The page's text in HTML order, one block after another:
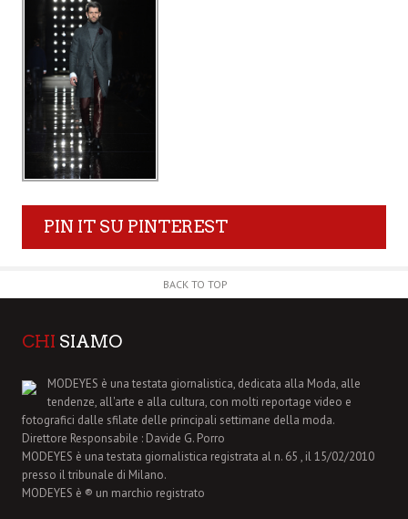
PIN IT SU PINTEREST
BACK TO TOP
CHI SIAMO
MODEYES è una testata giornalistica, dedicata alla Moda, alle
tendenze, all'arte e alla cultura, con molti reportage video e
fotografici dalle sfilate delle principali settimane della moda.
Direttore Responsabile : Davide G. Porro
MODEYES è una testata giornalistica registrata al n. 65 , il 15/02/2010
presso il tribunale di Milano.
MODEYES è ® un marchio registrato